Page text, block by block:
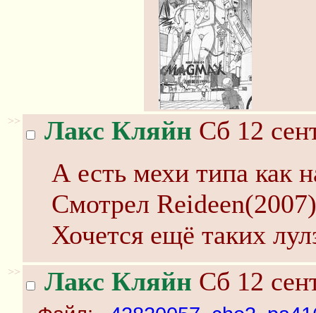
>> Лакс Кляйн Сб 12
А есть мехи типа как
Смотрел
Хочется ещё таких
>> Лакс Кляйн Сб 12